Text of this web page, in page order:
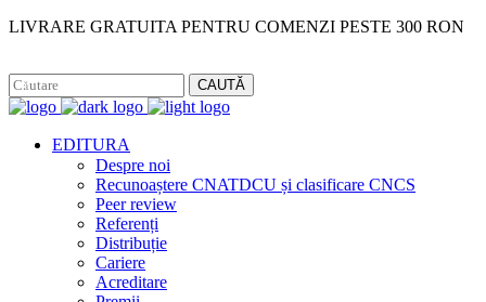
LIVRARE GRATUITA PENTRU COMENZI PESTE 300 RON
CAUTĂ
EDITURA
Despre noi
Recunoaștere CNATDCU și clasificare CNCS
Peer review
Referenți
Distribuție
Cariere
Acreditare